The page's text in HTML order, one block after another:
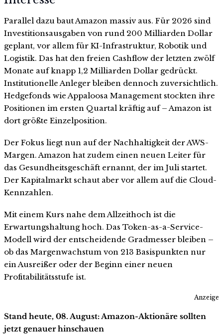
Parallel dazu baut Amazon massiv aus. Für 2026 sind
Investitionsausgaben von rund 200 Milliarden Dollar
geplant, vor allem für KI-Infrastruktur, Robotik und
Logistik. Das hat den freien Cashflow der letzten zwölf
Monate auf knapp 1,2 Milliarden Dollar gedrückt.
Institutionelle Anleger bleiben dennoch zuversichtlich.
Hedgefonds wie Appaloosa Management stockten ihre
Positionen im ersten Quartal kräftig auf – Amazon ist
dort größte Einzelposition.
Der Fokus liegt nun auf der Nachhaltigkeit der AWS-
Margen. Amazon hat zudem einen neuen Leiter für
das Gesundheitsgeschäft ernannt, der im Juli startet.
Der Kapitalmarkt schaut aber vor allem auf die Cloud-
Kennzahlen.
Mit einem Kurs nahe dem Allzeithoch ist die
Erwartungshaltung hoch. Das Token-as-a-Service-
Modell wird der entscheidende Gradmesser bleiben –
ob das Margenwachstum von 213 Basispunkten nur
ein Ausreißer oder der Beginn einer neuen
Profitabilitätsstufe ist.
Anzeige
Stand heute, 08. August: Amazon-Aktionäre sollten
jetzt genauer hinschauen